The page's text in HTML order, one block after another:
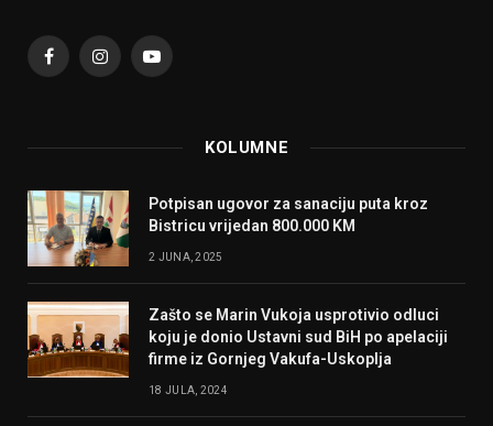
FacebookInstagramYouTube
KOLUMNE
Potpisan ugovor za sanaciju puta kroz
Bistricu vrijedan 800.000 KM
2 JUNA, 2025
Zašto se Marin Vukoja usprotivio odluci
koju je donio Ustavni sud BiH po apelaciji
firme iz Gornjeg Vakufa-Uskoplja
18 JULA, 2024